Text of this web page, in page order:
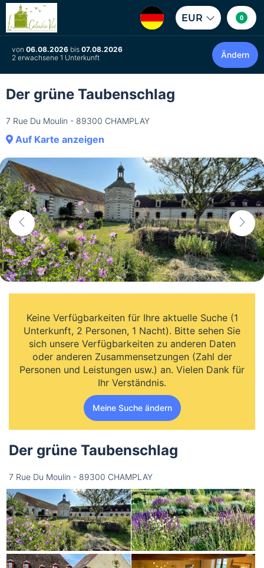
EUR 0
von 06.08.2026 bis 07.08.2026
2 erwachsene 1 Unterkunft
Ändern
Der grüne Taubenschlag
7 Rue Du Moulin - 89300 CHAMPLAY
Auf Karte anzeigen
Keine Verfügbarkeiten für Ihre aktuelle Suche (1
Unterkunft, 2 Personen, 1 Nacht). Bitte sehen Sie
sich unsere Verfügbarkeiten zu anderen Daten
oder anderen Zusammensetzungen (Zahl der
Personen und Leistungen usw.) an. Vielen Dank für
Ihr Verständnis.
Meine Suche ändern
Der grüne Taubenschlag
7 Rue Du Moulin - 89300 CHAMPLAY